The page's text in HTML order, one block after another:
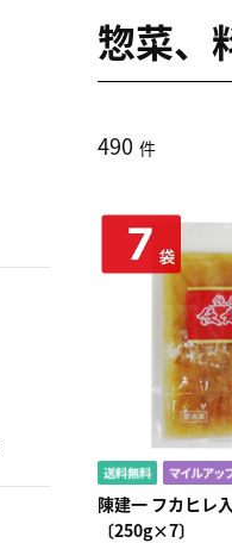
惣菜、
490 件
陳建一 フカヒレ
〔250g×7〕